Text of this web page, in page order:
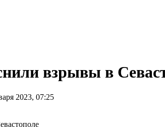
взрывы в
2023, 07:25